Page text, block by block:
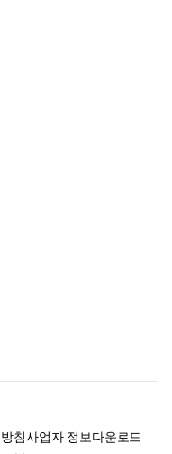
침사업자 정보다운로드